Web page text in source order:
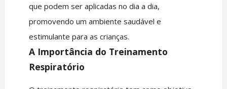
que podem ser aplicadas no dia a dia,
promovendo um ambiente saudável e
estimulante para as crianças.
A Importância do Treinamento
Respiratório